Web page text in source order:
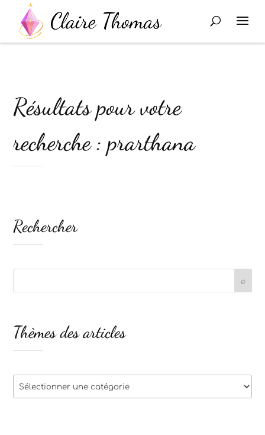
Résultats pour votre
recherche : prarthana
Rechercher
Thèmes des articles
Thèmes
des